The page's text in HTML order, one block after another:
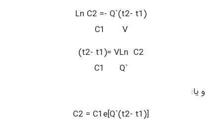
Ln C2 =- Q`(t2- t1)
C1 V
(t2- t1)= VLn C2
C1 Q`
و یا:
C2 = C1e[Q`(t2- t1)]